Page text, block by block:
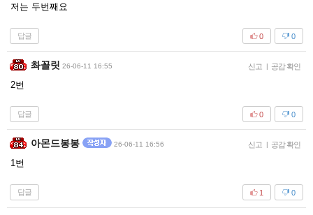
저는 두번째요
답글 0
0
촤꼴릿 26-06-11 16:55 신고 | 공감 확인
2번
답글 0
0
아몬드봉봉 26-06-11 16:56 신고 | 공감 확인
1번
답글 0
1